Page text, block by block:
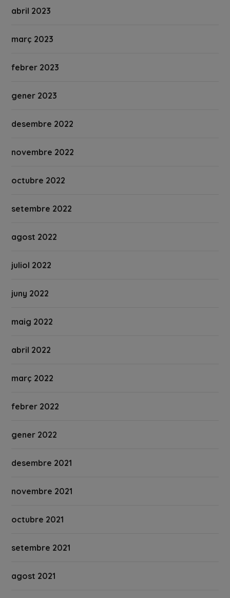
abril 2023
març 2023
febrer 2023
gener 2023
desembre 2022
novembre 2022
octubre 2022
setembre 2022
agost 2022
juliol 2022
juny 2022
maig 2022
abril 2022
març 2022
febrer 2022
gener 2022
desembre 2021
novembre 2021
octubre 2021
setembre 2021
agost 2021